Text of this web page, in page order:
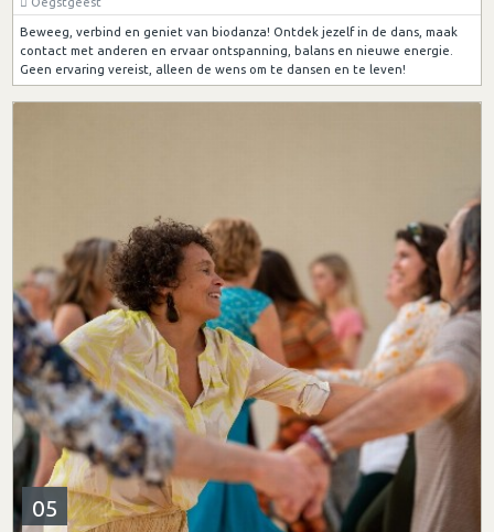
Beweeg, verbind en geniet van biodanza! Ontdek jezelf in de dans, maak
contact met anderen en ervaar ontspanning, balans en nieuwe energie.
Geen ervaring vereist, alleen de wens om te dansen en te leven!
05